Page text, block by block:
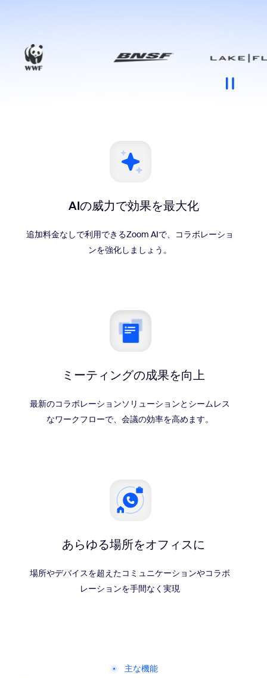
AIの威力で効果を最大化
追加料金なしで利用できるZoom AIで、コラボレーショ
ンを強化しましょう。
ミーティングの成果を向上
最新のコラボレーションソリューションとシームレス
なワークフローで、会議の効率を高めます。
あらゆる場所をオフィスに
場所やデバイスを超えたコミュニケーションやコラボ
レーションを手間なく実現
主な機能